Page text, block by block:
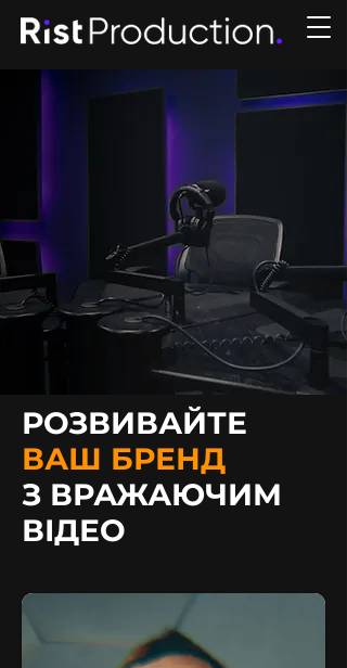
РОЗВИВАЙТЕ
ВАШ БРЕНД
З ВРАЖАЮЧИМ
ВІДЕО